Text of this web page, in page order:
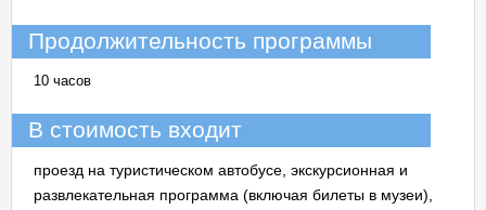
Продолжительность программы
10 часов
В стоимость входит
проезд на туристическом автобусе, экскурсионная и
развлекательная программа (включая билеты в музеи),